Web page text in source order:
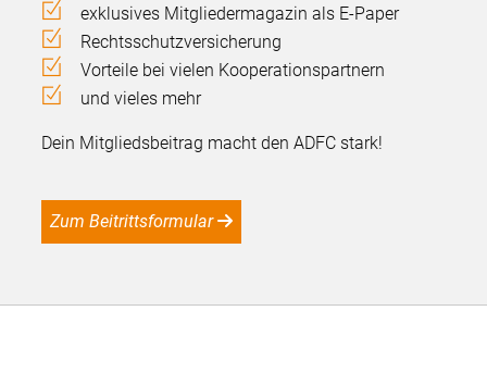
exklusives Mitgliedermagazin als E-Paper
Rechtsschutzversicherung
Vorteile bei vielen Kooperationspartnern
und vieles mehr
Dein Mitgliedsbeitrag macht den ADFC stark!
Zum Beitrittsformular